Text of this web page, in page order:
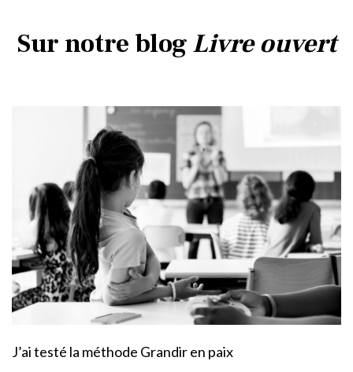
Sur notre blogLivre ouvert
J’ai testé la méthode Grandir en paix